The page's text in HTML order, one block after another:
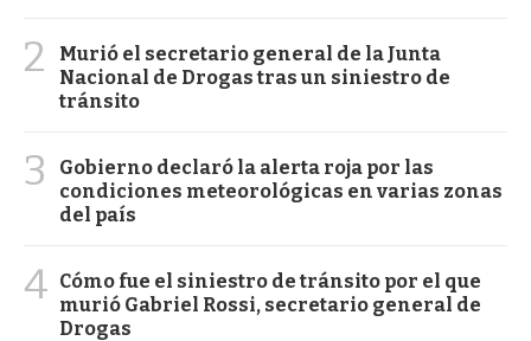
2
Murió el secretario general de la Junta
Nacional de Drogas tras un siniestro de
tránsito
3
Gobierno declaró la alerta roja por las
condiciones meteorológicas en varias zonas
del país
4 Cómo fue el siniestro de tránsito por el que
murió Gabriel Rossi, secretario general de
Drogas